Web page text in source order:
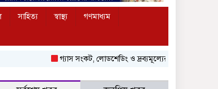
সাহিত্য স্বাস্থ্য
গণমাধ্যম
গ্যাস সংকট, লোডশেডিং ও দ্রব্যমূল্যের ঊর্ধ্বগতির প্রতিবাদে